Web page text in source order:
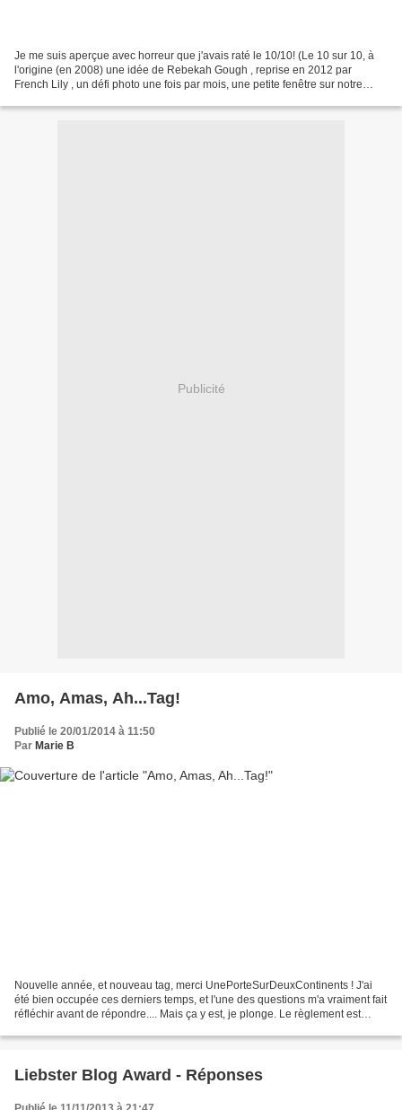
Je me suis aperçue avec horreur que j'avais raté le 10/10! (Le 10 sur 10, à
l'origine (en 2008) une idée de Rebekah Gough , reprise en 2012 par
French Lily , un défi photo une fois par mois, une petite fenêtre sur notre
Publicité
Amo, Amas, Ah...Tag!
Publié le 20/01/2014 à 11:50
Par Marie B
Nouvelle année, et nouveau tag, merci UnePorteSurDeuxContinents ! J'ai
été bien occupée ces derniers temps, et l'une des questions m'a vraiment fait
réfléchir avant de répondre.... Mais ça y est, je plonge. Le règlement est
Liebster Blog Award - Réponses